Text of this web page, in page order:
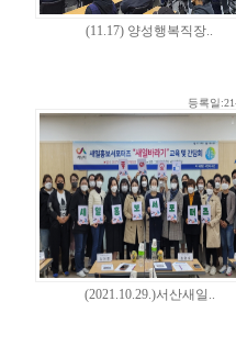
(11.17) 양성행복직장..
등록일
(2021.10.29.)서산새일..